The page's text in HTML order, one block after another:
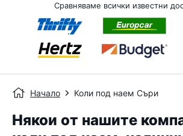
Сравняваме всички известни
Начало Коли под наем Съри
Някои от нашите